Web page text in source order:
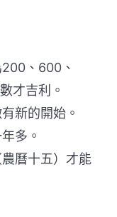
、600、
才吉利。
新的開始。
多。
曆十五）才能